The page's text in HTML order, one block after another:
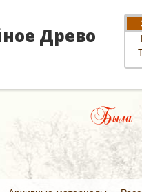
Древо
Была